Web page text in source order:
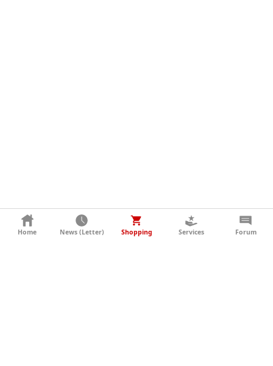
KONTAKT
Home News (Letter) Shopping Services Forum